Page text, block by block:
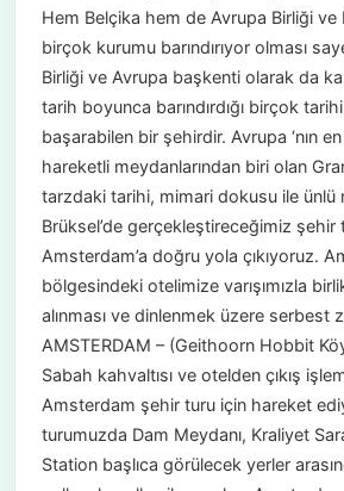
Hem Belçika hem de Avrupa Birliği ve
birçok kurumu barındırıyor olması
Birliği ve Avrupa başkenti olarak da
tarih boyunca barındırdığı birçok
başarabilen bir şehirdir. Avrupa ‘nın
hareketli meydanlarından biri olan
tarzdaki tarihi, mimari dokusu ile ünlü
Brüksel’de gerçekleştireceğimiz
Amsterdam’a doğru yola çıkıyoruz.
bölgesindeki otelimize varışımızla
alınması ve dinlenmek üzere serbest
AMSTERDAM – (Geithoorn Hobbit
Sabah kahvaltısı ve otelden çıkış
Amsterdam şehir turu için hareket
turumuzda Dam Meydanı, Kraliyet
Station başlıca görülecek yerler